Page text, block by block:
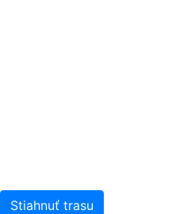
Stiahnuť trasu